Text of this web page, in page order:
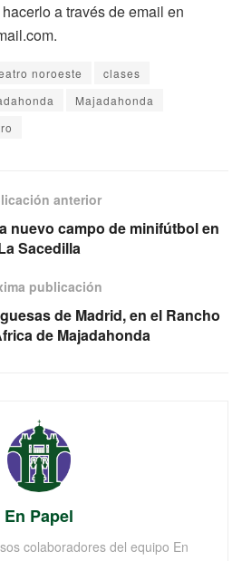
a través de email en
noroeste
clases
Majadahonda
anterior
nuevo campo de minifútbol en
Sacedilla
publicación
de Madrid, en el Rancho
de Majadahonda
En Papel
colaboradores del equipo En